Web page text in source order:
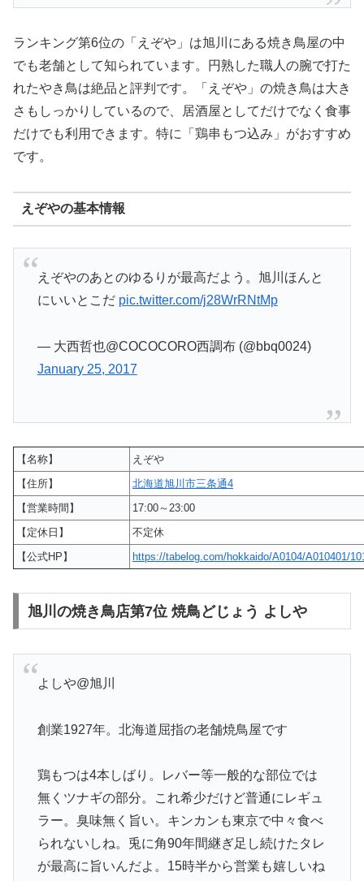
ランキング第6位の「えぞや」は旭川にある焼き鳥屋の中
でも老舗として知られています。円熟した職人の腕で打た
れたやき鳥は絶品と評判です。「えぞや」の焼き鳥は大き
さもしっかりしているので、居酒屋としてだけでなく食事
だけでも利用できます。特に「鶏串もつ込み」がおすすめ
です。
えぞやの基本情報
えぞやのあとのゆるりが最高だよう。旭川ほんと
にいいとこだ pic.twitter.com/j28WrRNtMp
— 大西哲也@COCOCORO西調布 (@bbq0024)
January 25, 2017
【名称】
えぞや
【住所】
北海道旭川市三条通4
【営業時間】
17:00～23:00
【定休日】
不定休
【公式HP】
https://tabelog.com/hokkaido/A0104/A010401/
旭川の焼き鳥店第7位 焼鳥どじょう よしや
よしや@旭川
創業1927年。北海道屈指の老舗焼鳥屋です
鶏もつは4本しばり。レバー等一般的な部位では
無くツナギの部分。これ希少だけど普通にレギュ
ラー。臭味無く旨い。キンカンも東京で中々食べ
られないしね。兎に角90年間継ぎ足し続けたタレ
が最高に旨いんだよ。15時半から営業も嬉しいね